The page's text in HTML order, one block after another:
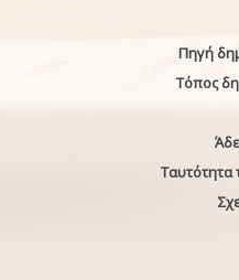
Πηγή
Τόπος
Ταυτότητα